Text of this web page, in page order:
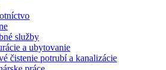
služby
a ubytovanie
čistenie potrubí a kanalizácie